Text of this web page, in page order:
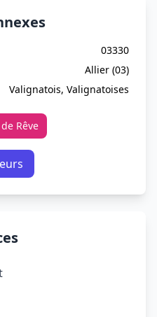
03330
Allier (03)
Valignatois, Valignatoises
Rêve